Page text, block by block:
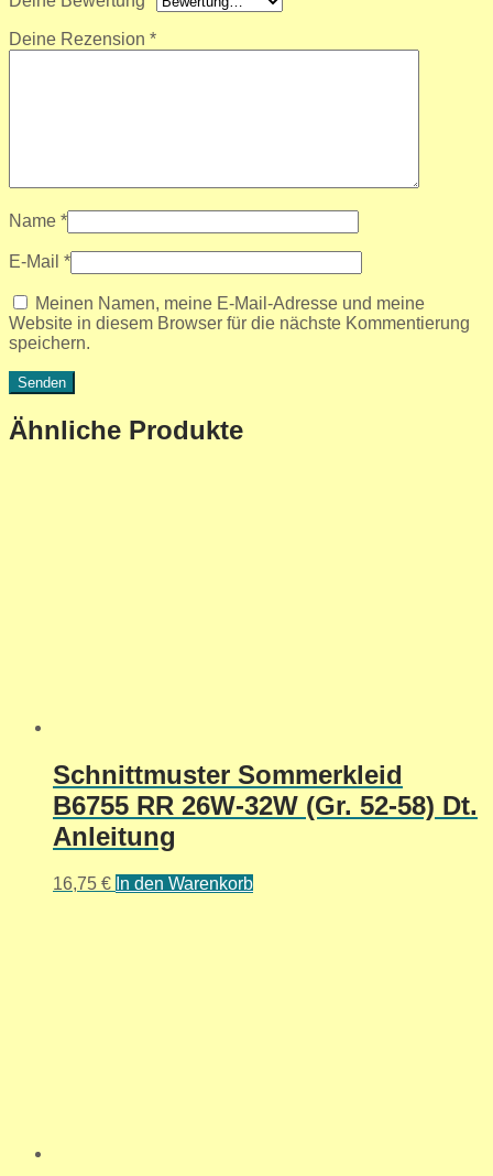
Deine Rezension *
Name *
E-Mail *
Meinen Namen, meine E-Mail-Adresse und meine
Website in diesem Browser für die nächste Kommentierung
speichern.
Ähnliche Produkte
Schnittmuster Sommerkleid
B6755 RR 26W-32W (Gr. 52-58) Dt.
Anleitung
16,75 € In den Warenkorb